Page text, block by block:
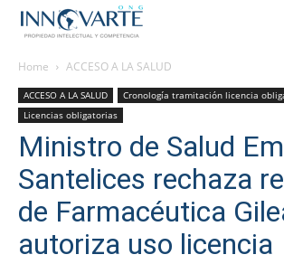
Home ACCESO A LA SALUD
ACCESO A LA SALUD
Cronología tramitación licencia
Licencias obligatorias
Ministro de Salud
Santelices rechaza
de Farmacéutica
autoriza uso licencia